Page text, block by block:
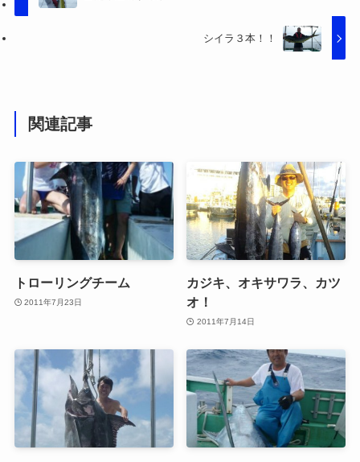
シイラ３本！！
関連記事
トローリングチーム
2011年7月23日
カジキ、オキサワラ、カツ
オ！
2011年7月14日